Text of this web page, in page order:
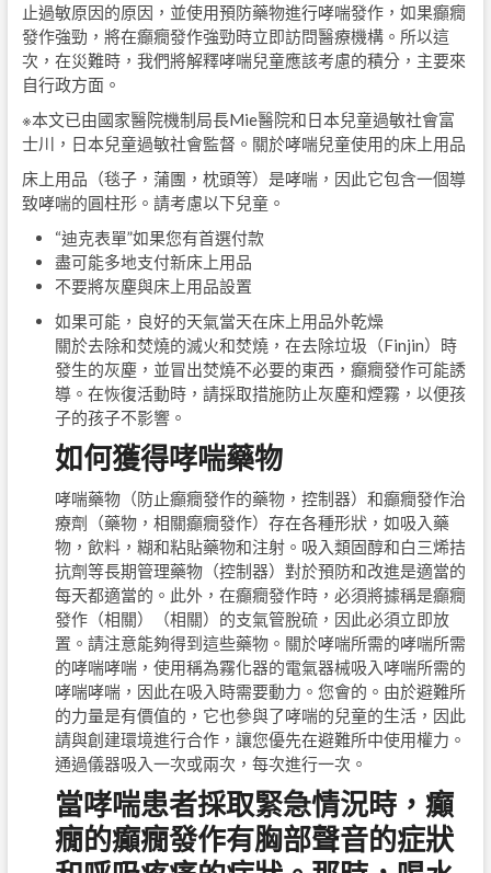
止過敏原因的原因，並使用預防藥物進行哮喘發作，如果癲癇
發作強勁，將在癲癇發作強勁時立即訪問醫療機構。所以這
次，在災難時，我們將解釋哮喘兒童應該考慮的積分，主要來
自行政方面。
※本文已由國家醫院機制局長Mie醫院和日本兒童過敏社會富
士川，日本兒童過敏社會監督。關於哮喘兒童使用的床上用品
床上用品（毯子，蒲團，枕頭等）是哮喘，因此它包含一個導
致哮喘的圓柱形。請考慮以下兒童。
“迪克表單”如果您有首選付款
盡可能多地支付新床上用品
不要將灰塵與床上用品設置
如果可能，良好的天氣當天在床上用品外乾燥
關於去除和焚燒的滅火和焚燒，在去除垃圾（Finjin）時
發生的灰塵，並冒出焚燒不必要的東西，癲癇發作可能誘
導。在恢復活動時，請採取措施防止灰塵和煙霧，以便孩
子的孩子不影響。
如何獲得哮喘藥物
哮喘藥物（防止癲癇發作的藥物，控制器）和癲癇發作治
療劑（藥物，相關癲癇發作）存在各種形狀，如吸入藥
物，飲料，糊和粘貼藥物和注射。吸入類固醇和白三烯拮
抗劑等長期管理藥物（控制器）對於預防和改進是適當的
每天都適當的。此外，在癲癇發作時，必須將據稱是癲癇
發作（相關）（相關）的支氣管脫硫，因此必須立即放
置。請注意能夠得到這些藥物。關於哮喘所需的哮喘所需
的哮喘哮喘，使用稱為霧化器的電氣器械吸入哮喘所需的
哮喘哮喘，因此在吸入時需要動力。您會的。由於避難所
的力量是有價值的，它也參與了哮喘的兒童的生活，因此
請與創建環境進行合作，讓您優先在避難所中使用權力。
通過儀器吸入一次或兩次，每次進行一次。
當哮喘患者採取緊急情況時，癲
癇的癲癇發作有胸部聲音的症狀